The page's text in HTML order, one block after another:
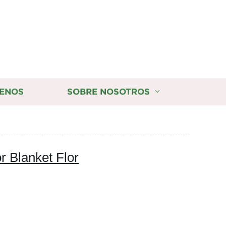
SOBRE NOSOTROS
Blanket Flor